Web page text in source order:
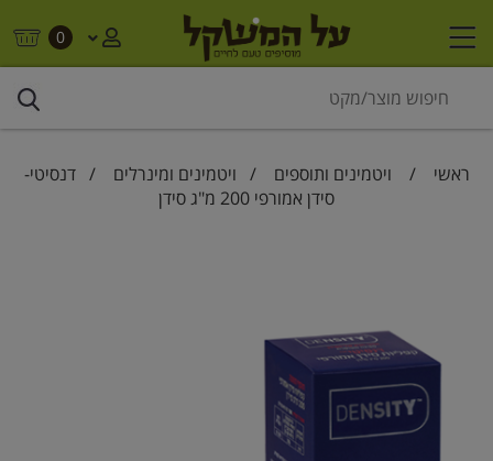
0
ראשי / ויטמינים ותוספים / ויטמינים ומינרלים / דנסיטי-
סידן אמורפי 200 מ"ג סידן